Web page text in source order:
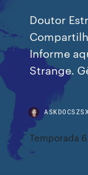
Doutor
Informe
Strange.
Temporada